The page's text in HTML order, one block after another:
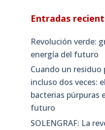
Entradas
Revolución verde:
energía del futuro
Cuando un
incluso dos veces:
bacterias púrpuras
futuro
SOLENGRAF: La